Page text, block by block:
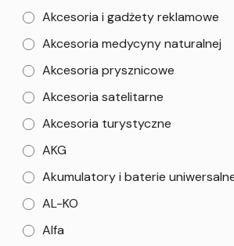
Akcesoria i gadżety reklamowe
Akcesoria medycyny naturalnej
Akcesoria prysznicowe
Akcesoria satelitarne
Akcesoria turystyczne
AKG
Akumulatory i baterie
AL-KO
Alfa